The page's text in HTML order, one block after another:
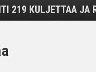
219 KULJETTAA JA